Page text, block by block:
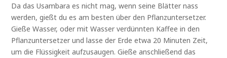
Da das Usambara es nicht mag, wenn seine Blätter nass
werden, gießt du es am besten über den Pflanzuntersetzer.
Gieße Wasser, oder mit Wasser verdünnten Kaffee in den
Pflanzuntersetzer und lasse der Erde etwa 20 Minuten Zeit,
um die Flüssigkeit aufzusaugen. Gieße anschließend das